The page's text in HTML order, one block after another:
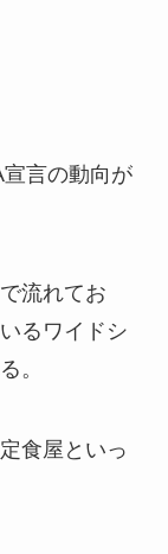
言の動向が
流れてお
るワイドシ
。
食屋といっ